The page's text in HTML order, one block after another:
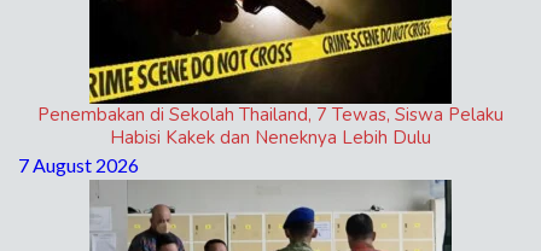
Penembakan di Sekolah Thailand, 7 Tewas, Siswa Pelaku
Habisi Kakek dan Neneknya Lebih Dulu
7 August 2026